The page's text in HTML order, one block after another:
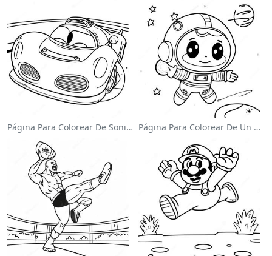
Página Para Colorear De Sonic El Velocista Página Para Colorear De Un Astronauta Lindo Flotando En El Espacio